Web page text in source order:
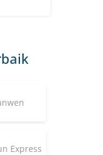
Express